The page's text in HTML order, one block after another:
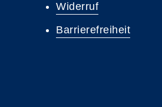
Widerruf
Barrierefreiheit